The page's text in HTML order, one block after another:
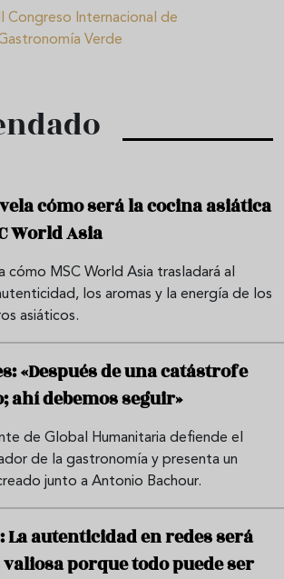
II Congreso Internacional de
Verde
cómo será la cocina asiática
World Asia
cómo MSC World Asia trasladará al
los aromas y la energía de los
asiáticos.
«Después de una catástrofe
ahí debemos seguir»
de Global Humanitaria defiende el
de la gastronomía y presenta un
junto a Antonio Bachour.
La autenticidad en redes será
porque todo puede ser